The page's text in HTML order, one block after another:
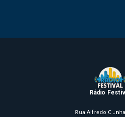
Rádio
Rua Alfredo